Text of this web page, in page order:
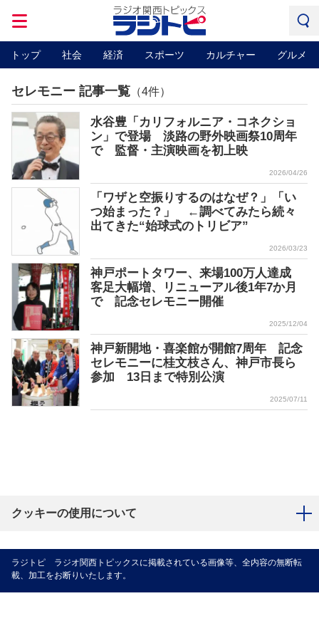
トップ 社会 経済 スポーツ カルチャー グルメ
セレモニー 記事一覧 （4件）
水谷豊「カリフォルニア・コネクショ
ン」で登場 淡路の野外映画祭10周年
で 監督・主演映画を初上映
2026/04/26
「ワザと空振りするのはなぜ？」「い
つ始まった？」 ←調べてみたら続々
出てきた“始球式のトリビア”
2026/03/23
神戸ポートタワー、来場100万人達成
客足大幅増、リニューアル後1年7か月
で 記念セレモニー開催
2025/12/04
神戸新開地・喜楽館が開館7周年 記念
セレモニーに桂文枝さん、神戸市長ら
参加 13日まで特別公演
2025/07/11
クッキーの使用について
ラジトピ ラジオ関西トピックスに掲載されている画像等、全内容の無断転
載、加工をお断りいたします。